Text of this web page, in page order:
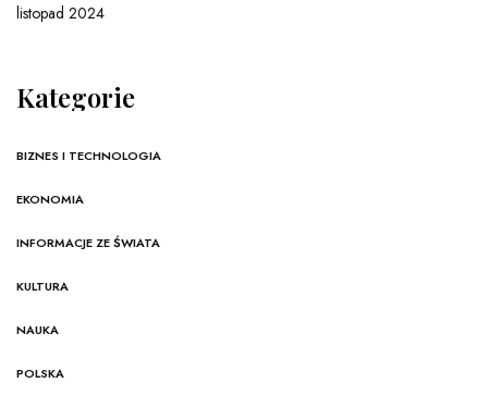
listopad 2024
Kategorie
BIZNES I TECHNOLOGIA
EKONOMIA
INFORMACJE ZE ŚWIATA
KULTURA
NAUKA
POLSKA